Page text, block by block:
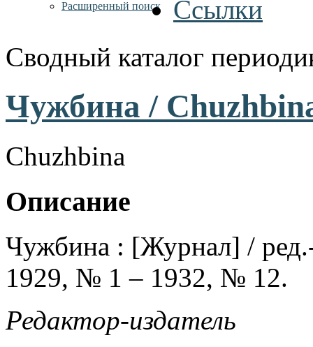
Расширенный поиск
Ссылки
Сводный каталог
Чужбина /
Chuzhbina
Описание
Чужбина : [Журнал] /
1929, № 1 – 1932, № 12.
Редактор-издатель